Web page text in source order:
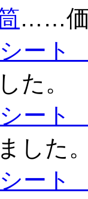
……価
ー
た。
ート
した
ート